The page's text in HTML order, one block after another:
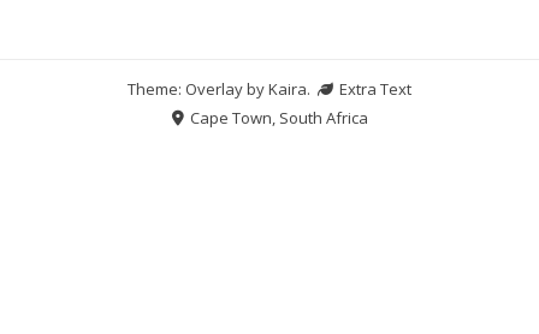
Theme: Overlay byKaira.
Extra Text
Cape Town, South Africa